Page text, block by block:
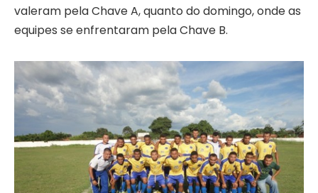
valeram pela Chave A, quanto do domingo, onde as
equipes se enfrentaram pela Chave B.